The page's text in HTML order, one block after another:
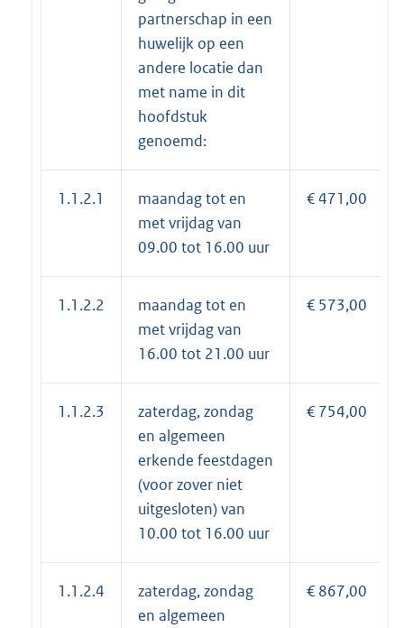
partnerschap in een
huwelijk op een
andere locatie dan
met name in dit
hoofdstuk
genoemd:
1.1.2.1
maandag tot en
met vrijdag van
09.00 tot 16.00 uur
€ 471,00
1.1.2.2
maandag tot en
met vrijdag van
16.00 tot 21.00 uur
€ 573,00
1.1.2.3
zaterdag, zondag
en algemeen
erkende feestdagen
(voor zover niet
uitgesloten) van
10.00 tot 16.00 uur
€ 754,00
1.1.2.4
zaterdag, zondag
en algemeen
€ 867,00